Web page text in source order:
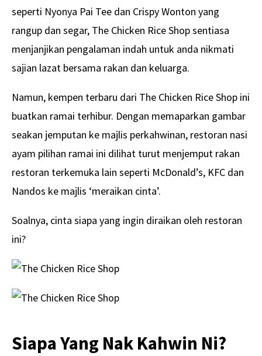
seperti Nyonya Pai Tee dan Crispy Wonton yang
rangup dan segar, The Chicken Rice Shop sentiasa
menjanjikan pengalaman indah untuk anda nikmati
sajian lazat bersama rakan dan keluarga.
Namun, kempen terbaru dari The Chicken Rice Shop ini
buatkan ramai terhibur. Dengan memaparkan gambar
seakan jemputan ke majlis perkahwinan, restoran nasi
ayam pilihan ramai ini dilihat turut menjemput rakan
restoran terkemuka lain seperti McDonald’s, KFC dan
Nandos ke majlis ‘meraikan cinta’.
Soalnya, cinta siapa yang ingin diraikan oleh restoran
ini?
Siapa Yang Nak Kahwin Ni?